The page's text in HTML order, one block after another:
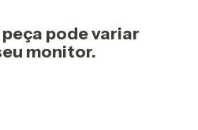
pode variar
monitor.